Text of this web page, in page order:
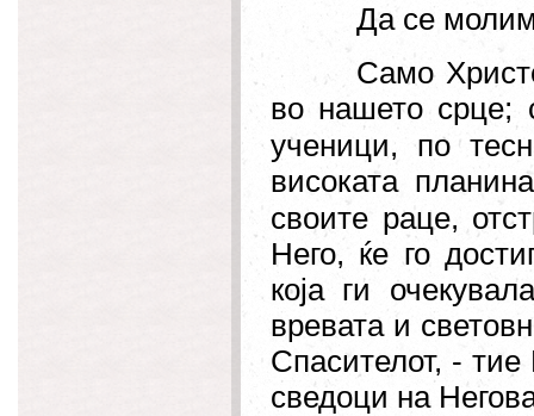
Да се
Само
во нашето срце;
ученици, по
високата
своите раце,
Него, ќе го
која ги
вревата и
Спасителот, -
сведоци на